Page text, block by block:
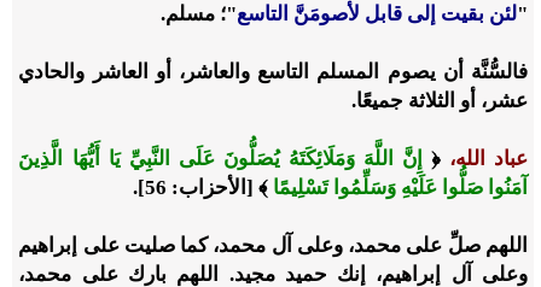
"لئن بقيت إلى قابل لأصومَنَّ التاسع"؛ مسلم.
فالسُّنَّة أن يصوم المسلم التاسع والعاشر، أو العاشر والحادي
عشر، أو الثلاثة جميعًا.
عباد الله، ﴿
إِنَّ اللَّهَ وَمَلَائِكَتَهُ يُصَلُّونَ عَلَى النَّبِيِّ يَا أَيُّهَا الَّذِينَ
آمَنُوا صَلُّوا عَلَيْهِ وَسَلِّمُوا تَسْلِيمًا ﴾ [الأحزاب: 56].
اللهم صلِّ على محمد، وعلى آل محمد، كما صليت على إبراهيم
وعلى آل إبراهيم، إنك حميد مجيد. اللهم بارك على محمد،